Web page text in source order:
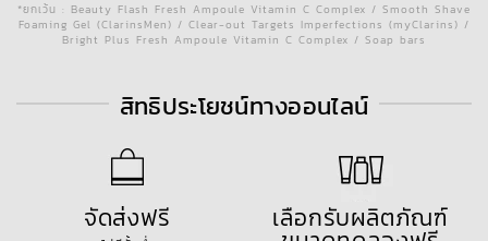
*ยกเว้น : Beauty Flash Fresh Ampoule Vitamin C Complex / Smooth Shave
Foaming Gel (ClarinsMen) / Clear-out Targets Imperfections (myClarins) /
Bright Plus Fresh Ampoule Vitamin C Complex / Soap bars
สิทธิประโยชน์ทางออนไลน์
จัดส่งฟรี เลือกรับผลิตภัณฑ์